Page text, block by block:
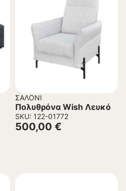
ΣΑΛΌΝΙ
Πολυθρόνα Wish Λευκό
SKU: 122-01772
500,00 €